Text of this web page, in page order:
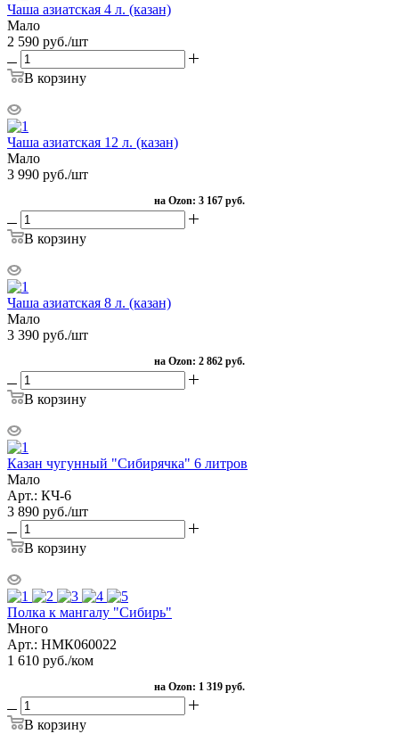
Чаша азиатская 4 л. (казан)
Мало
2 590 руб./шт
В корзину
Чаша азиатская 12 л. (казан)
Мало
3 990 руб./шт
на Ozon: 3 167 руб.
В корзину
Чаша азиатская 8 л. (казан)
Мало
3 390 руб./шт
на Ozon: 2 862 руб.
В корзину
Казан чугунный "Сибирячка" 6 литров
Мало
Арт.: КЧ-6
3 890 руб./шт
В корзину
Полка к мангалу "Сибирь"
Много
Арт.: НМК060022
1 610 руб./ком
на Ozon: 1 319 руб.
В корзину